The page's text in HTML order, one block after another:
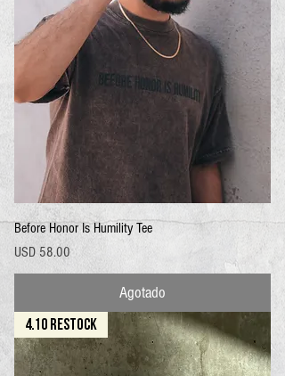
Before Honor Is Humility Tee
Precio
USD 58.00
Agotado
4.10 RESTOCK